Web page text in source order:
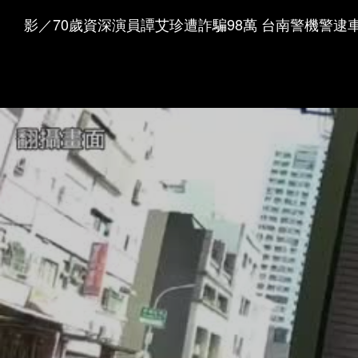
影／70歲資深演員譚艾珍遭詐騙98萬 台南警機警逮